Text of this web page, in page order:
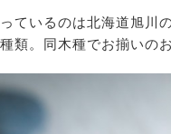
ているのは北海道旭川
類。同木種でお揃いの